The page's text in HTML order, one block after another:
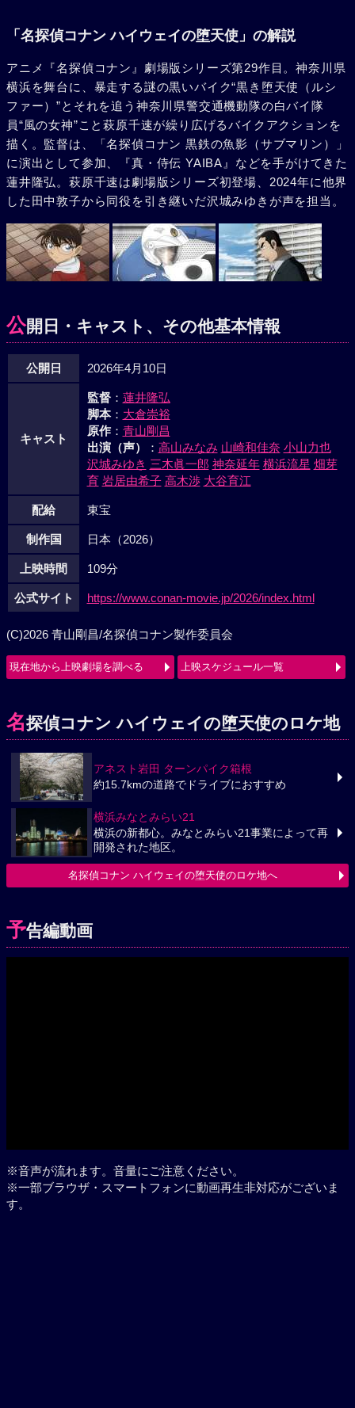
「名探偵コナン ハイウェイの堕天使」の解説
アニメ『名探偵コナン』劇場版シリーズ第29作目。神奈川県
横浜を舞台に、暴走する謎の黒いバイク“黒き堕天使（ルシ
ファー）”とそれを追う神奈川県警交通機動隊の白バイ隊
員“風の女神”こと萩原千速が繰り広げるバイクアクションを
描く。監督は、「名探偵コナン 黒鉄の魚影（サブマリン）」
に演出として参加、『真・侍伝 YAIBA』などを手がけてきた
蓮井隆弘。萩原千速は劇場版シリーズ初登場、2024年に他界
した田中敦子から同役を引き継いだ沢城みゆきが声を担当。
公開日・キャスト、その他基本情報
公開日 2026年4月10日
キャスト
監督： 蓮井隆弘
脚本： 大倉崇裕
原作： 青山剛昌
出演（声）
： 高山みなみ 山崎和佳奈 小山力也
沢城みゆき 三木眞一郎 神奈延年 横浜流星 畑芽
育 岩居由希子 高木渉 大谷育江
配給 東宝
制作国 日本（2026）
上映時間 109分
公式サイト https://www.conan-movie.jp/2026/index.html
(C)2026 青山剛昌/名探偵コナン製作委員会
現在地から上映劇場を調べる 上映スケジュール一覧
名探偵コナン ハイウェイの堕天使のロケ地
アネスト岩田 ターンパイク箱根
約15.7kmの道路でドライブにおすすめ
横浜みなとみらい21
横浜の新都心。みなとみらい21事業によって再
開発された地区。
名探偵コナン ハイウェイの堕天使のロケ地へ
予告編動画
※音声が流れます。音量にご注意ください。
※一部ブラウザ・スマートフォンに動画再生非対応がございま
す。